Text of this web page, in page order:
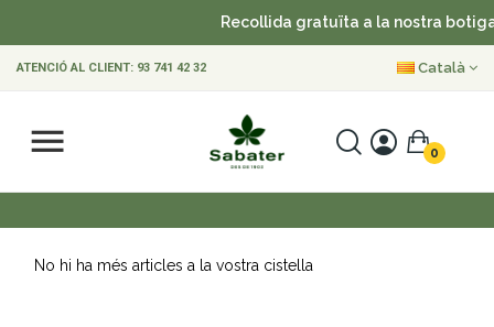
Recollida gratuïta a la nostra botiga
ATENCIÓ AL CLIENT: 93 741 42 32 Català
0
No hi ha més articles a la vostra cistella